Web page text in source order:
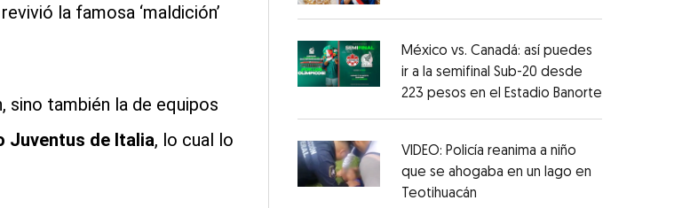
la famosa ‘maldición’
sino también la de equipos
Juventus de Italia, lo cual lo
Opens in new window
Opens in new window
México vs. Canadá: así puedes
ir a la semifinal Sub-20 desde
223 pesos en el Estadio Banorte
Opens in new window
VIDEO: Policía reanima a niño
que se ahogaba en un lago en
Teotihuacán